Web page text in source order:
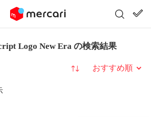
Logo New Era の検索結果
並び替え